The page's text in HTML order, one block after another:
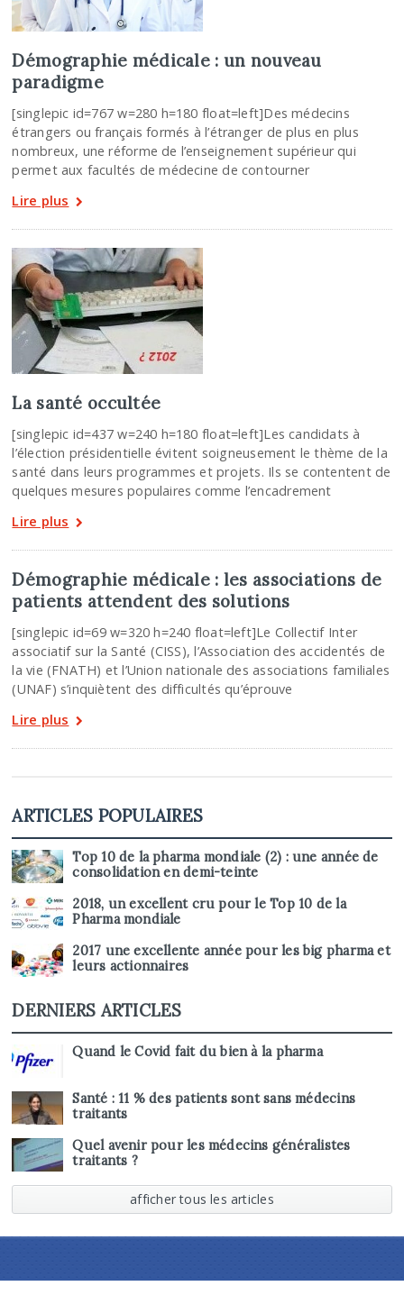
Démographie médicale : un nouveau
paradigme
[singlepic id=767 w=280 h=180 float=left]Des médecins
étrangers ou français formés à l’étranger de plus en plus
nombreux, une réforme de l’enseignement supérieur qui
permet aux facultés de médecine de contourner
Lire plus
La santé occultée
[singlepic id=437 w=240 h=180 float=left]Les candidats à
l’élection présidentielle évitent soigneusement le thème de la
santé dans leurs programmes et projets. Ils se contentent de
quelques mesures populaires comme l’encadrement
Lire plus
Démographie médicale : les associations de
patients attendent des solutions
[singlepic id=69 w=320 h=240 float=left]Le Collectif Inter
associatif sur la Santé (CISS), l’Association des accidentés de
la vie (FNATH) et l’Union nationale des associations familiales
(UNAF) s’inquiètent des difficultés qu’éprouve
Lire plus
ARTICLES POPULAIRES
Top 10 de la pharma mondiale (2) : une année de
consolidation en demi-teinte
2018, un excellent cru pour le Top 10 de la
Pharma mondiale
2017 une excellente année pour les big pharma et
leurs actionnaires
DERNIERS ARTICLES
Quand le Covid fait du bien à la pharma
Santé : 11 % des patients sont sans médecins
traitants
Quel avenir pour les médecins généralistes
traitants ?
afficher tous les articles